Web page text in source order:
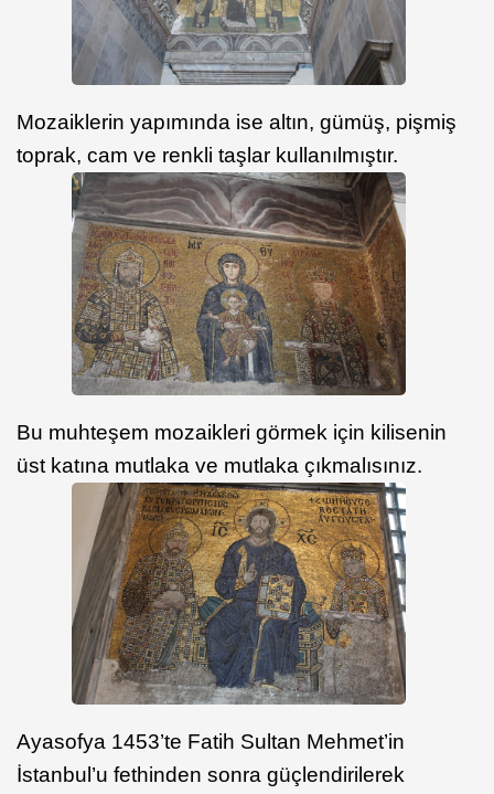
Mozaiklerin yapımında ise altın, gümüş, pişmiş
toprak, cam ve renkli taşlar kullanılmıştır.
Bu muhteşem mozaikleri görmek için kilisenin
üst katına mutlaka ve mutlaka çıkmalısınız.
Ayasofya 1453’te Fatih Sultan Mehmet’in
İstanbul’u fethinden sonra güçlendirilerek